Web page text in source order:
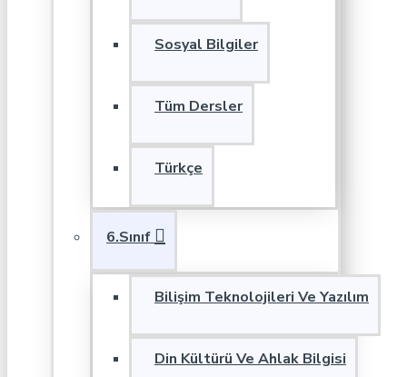
Sosyal Bilgiler
Tüm Dersler
Türkçe
6.Sınıf
Bilişim Teknolojileri Ve Yazılım
Din Kültürü Ve Ahlak Bilgisi